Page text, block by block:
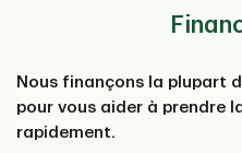
Nous finançons la plupart
pour vous aider à prendre
rapidement.